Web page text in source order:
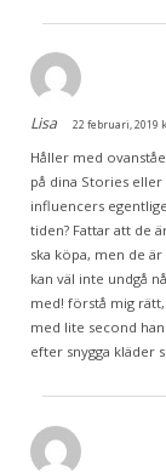
Lisa 22 februari, 2019
Håller med
på dina Stories eller
influencers
tiden? Fattar att de
ska köpa, men de
kan väl inte undgå
med! förstå mig
med lite second
efter snygga kläder